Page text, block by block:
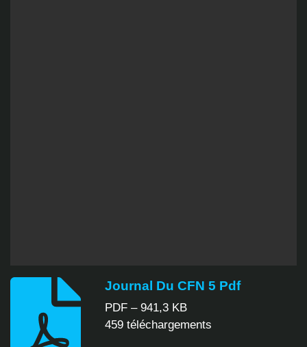
Journal Du CFN 5 Pdf
PDF – 941,3 KB
459 téléchargements